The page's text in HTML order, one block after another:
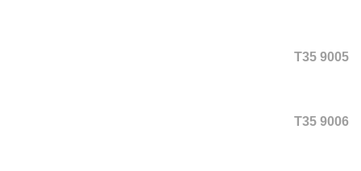
T35 9005
T35 9006